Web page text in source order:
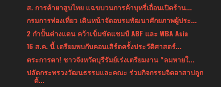
ส. การค้ายาสูบไทย แฉขบวนการค้าบุหรี่เถื่อนเปิดร้าน...
กรมการท่องเที่ยว เดินหน้าจัดอบรมพัฒนาศักยภาพผู้ประ...
2 กำปั้นต่างแดน คว้าเข็มขัดแชมป์ ABF และ WBA Asia
16 ส.ค. นี้ เตรียมพบกับคอนเสิร์ตครั้งประวัติศาสตร์...
ตระการตา! ชาวจังหวัดบุรีรัมย์เร่งเตรียมงาน “ลมหายใ...
ปลัดกระทรวงวัฒนธรรมและคณะ ร่วมกิจกรรมจิตอาสาปลูก
ต้...